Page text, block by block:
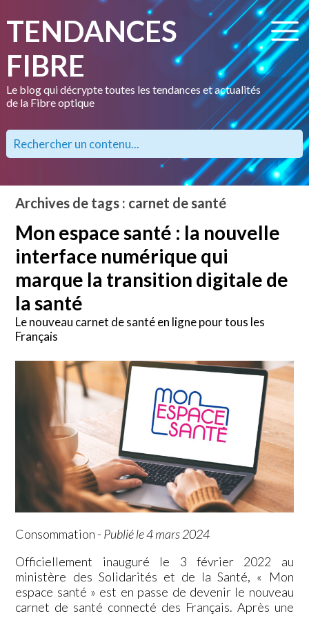
TENDANCES
FIBRE
Le blog qui décrypte toutes les tendances et actualités
de la Fibre optique
Archives de tags : carnet de santé
Mon espace santé : la nouvelle
interface numérique qui
marque la transition digitale de
la santé
Le nouveau carnet de santé en ligne pour tous les
Français
Consommation - Publié le 4 mars 2024
Officiellement inauguré le 3 février 2022 au
ministère des Solidarités et de la Santé, « Mon
espace santé » est en passe de devenir le nouveau
carnet de santé connecté des Français. Après une